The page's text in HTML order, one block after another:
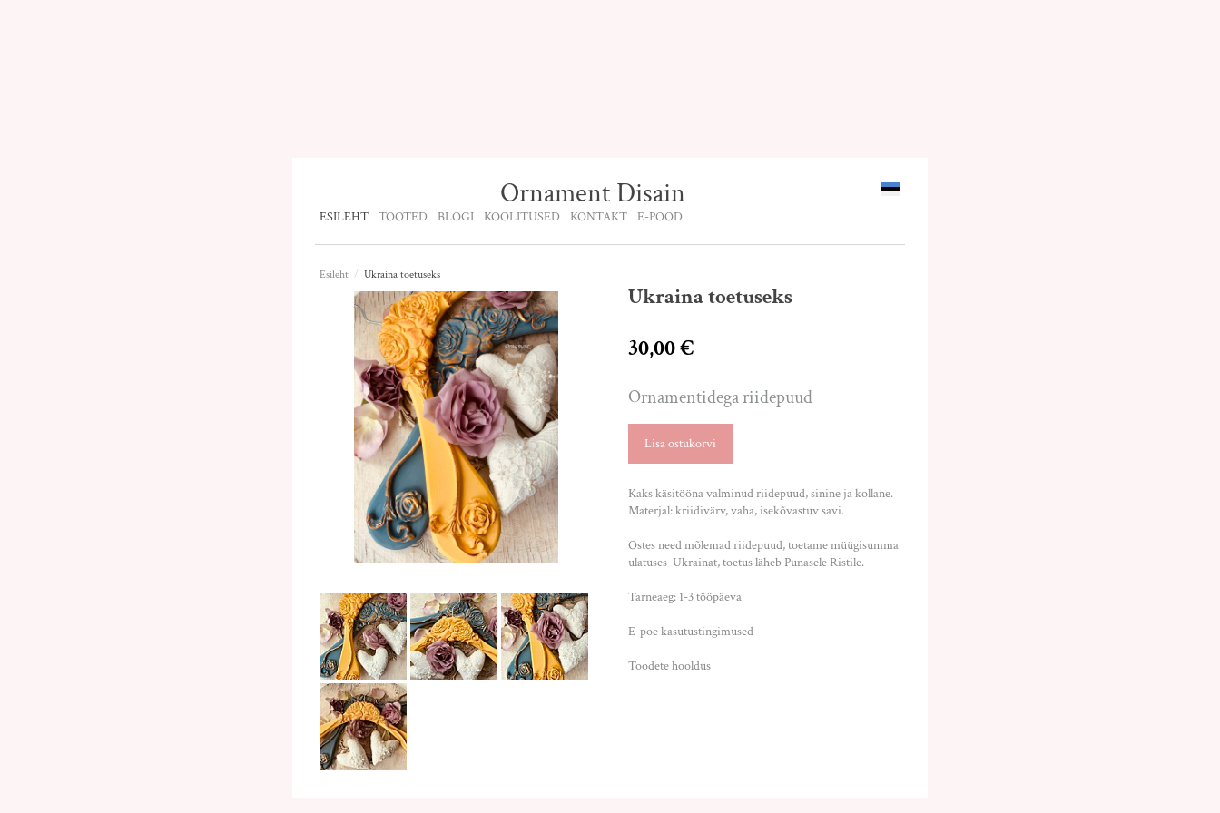
Ornament Disain
ESILEHT TOOTED BLOGI KOOLITUSED KONTAKT E-POOD
Esileht / Ukraina toetuseks
Ukraina toetuseks
30,00 €
Ornamentidega riidepuud
Lisa ostukorvi
Kaks käsitööna valminud riidepuud, sinine ja kollane.
Materjal: kriidivärv, vaha, isekõvastuv savi.
Ostes need mõlemad riidepuud, toetame müügisumma
ulatuses Ukrainat, toetus läheb Punasele Ristile.
Tarneaeg: 1-3 tööpäeva
E-poe kasutustingimused
Toodete hooldus